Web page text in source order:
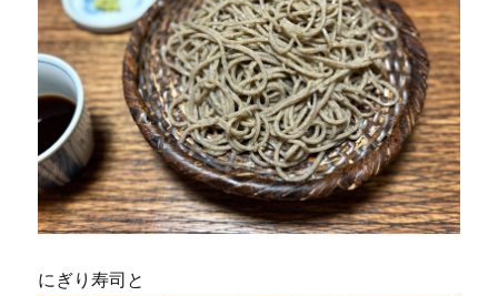
にぎり寿司と